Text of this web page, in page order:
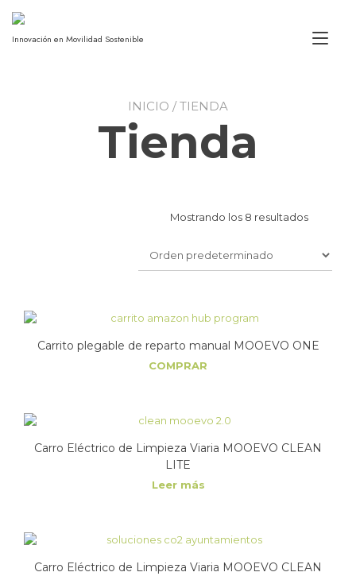
Innovación en Movilidad Sostenible
INICIO / TIENDA
Tienda
Mostrando los 8 resultados
Carrito plegable de reparto manual MOOEVO ONE
COMPRAR
Carro Eléctrico de Limpieza Viaria MOOEVO CLEAN
LITE
Leer más
Carro Eléctrico de Limpieza Viaria MOOEVO CLEAN